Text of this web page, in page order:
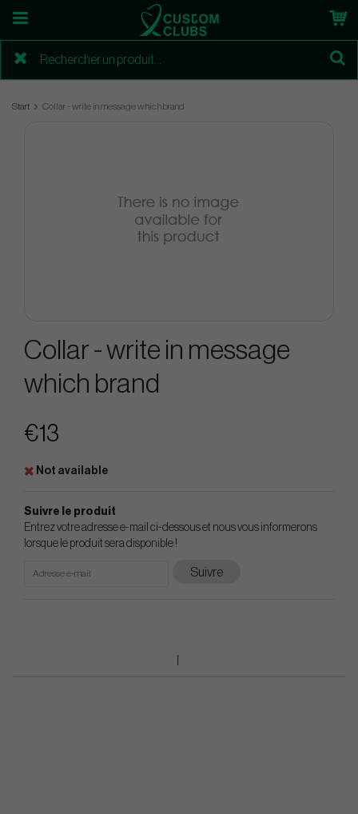
Start Collar - write in message which brand
Collar - write in message
which brand
€13
Not available
Suivre le produit
Entrez votre adresse e-mail ci-dessous et nous vous informerons
lorsque le produit sera disponible !
Suivre